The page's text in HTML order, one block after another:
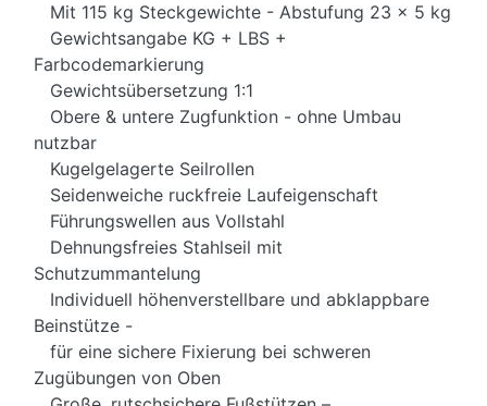
Mit 115 kg Steckgewichte - Abstufung 23 x 5 kg
Gewichtsangabe KG + LBS +
Farbcodemarkierung
Gewichtsübersetzung 1:1
Obere & untere Zugfunktion - ohne Umbau
nutzbar
Kugelgelagerte Seilrollen
Seidenweiche ruckfreie Laufeigenschaft
Führungswellen aus Vollstahl
Dehnungsfreies Stahlseil mit
Schutzummantelung
Individuell höhenverstellbare und abklappbare
Beinstütze -
für eine sichere Fixierung bei schweren
Zugübungen von Oben